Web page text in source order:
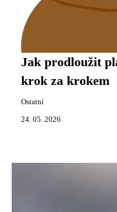
Jak prodloužit
krok za krokem
Ostatní
24. 05. 2026